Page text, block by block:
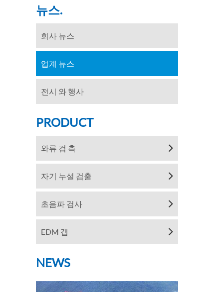
뉴스.
회사 뉴스
업계 뉴스
전시 와 행사
PRODUCT
와류 검 측
자기 누설 검출
초음파 검사
EDM 갭
NEWS